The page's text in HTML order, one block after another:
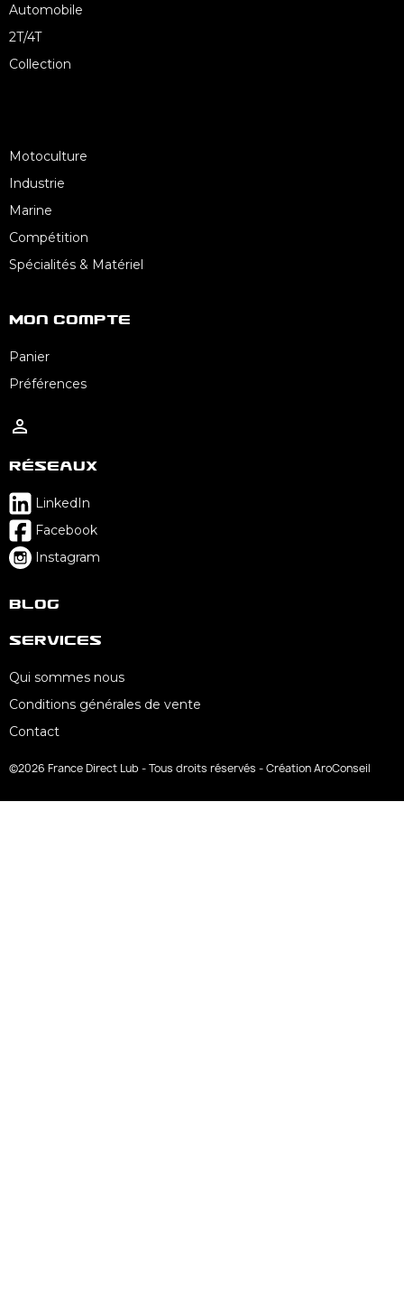
Automobile
2T/4T
Collection
Motoculture
Industrie
Marine
Compétition
Spécialités & Matériel
Mon Compte
Panier
Préférences

Réseaux
LinkedIn
Facebook
Instagram
Blog
Services
Qui sommes nous
Conditions générales de vente
Contact
©2026 France Direct Lub - Tous droits réservés - Création AroConseil